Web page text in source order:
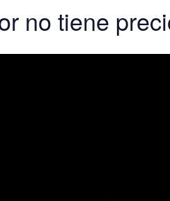
no tiene